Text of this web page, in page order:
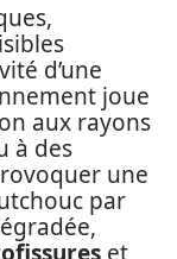
d’une
joue
aux rayons
à des
une
par